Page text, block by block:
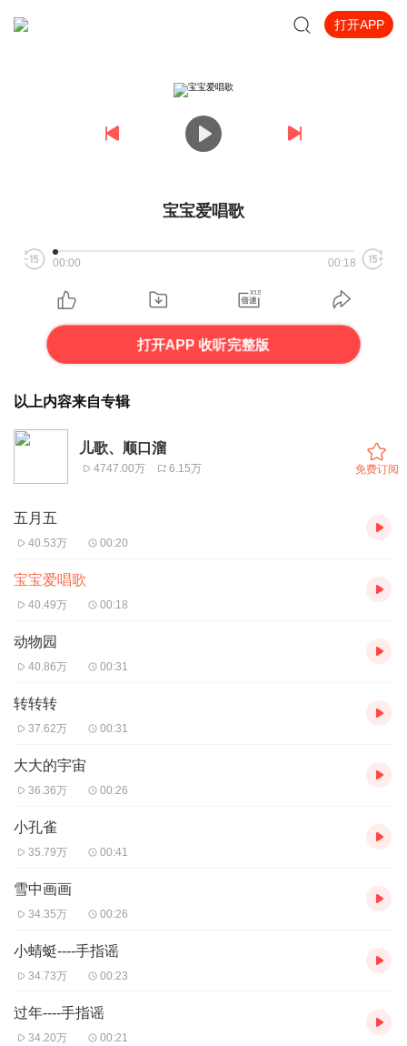
打开APP
宝宝爱唱歌
00:00 00:18
打开APP 收听完整版
以上内容来自专辑
儿歌、顺口溜
4747.00万 6.15万 免费订阅
五月五
40.53万 00:20
宝宝爱唱歌
40.49万 00:18
动物园
40.86万 00:31
转转转
37.62万 00:31
大大的宇宙
36.36万 00:26
小孔雀
35.79万 00:41
雪中画画
34.35万 00:26
小蜻蜓----手指谣
34.73万 00:23
过年----手指谣
34.20万 00:21